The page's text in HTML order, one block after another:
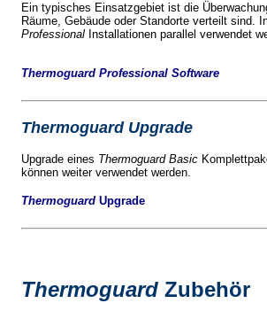
Thermoguard Zubehör
Thermoguard Upgrade
Upgrade eines Thermoguard Basic
können weiter verwendet werden.
Thermoguard Upgrade
Ein typisches Einsatzgebiet ist die
Räume, Gebäude oder Standorte verteilt sind.
Professional Installationen parallel verwendet
Thermoguard Professional Software